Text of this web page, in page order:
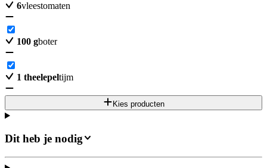
6vleestomaten
100 gboter
1 theelepeltijm
Kies producten
Dit heb je nodig